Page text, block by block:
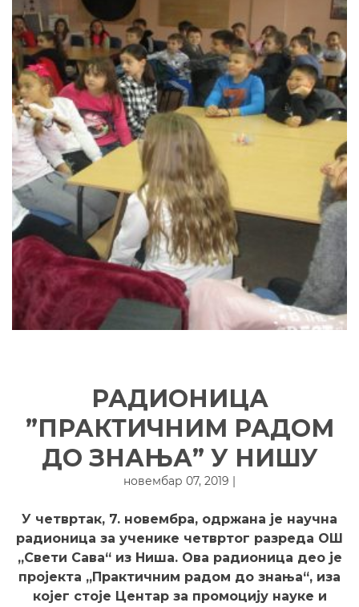
РАДИОНИЦА
”ПРАКТИЧНИМ РАДОМ
ДО ЗНАЊА” У НИШУ
новембар 07, 2019 |
У четвртак, 7. новембра, одржана је научна
радионица за ученике четвртог разреда ОШ
„Свети Сава“ из Ниша. Ова радионица део је
пројекта „Практичним радом до знања“, иза
којег стоје Центар за промоцију науке и